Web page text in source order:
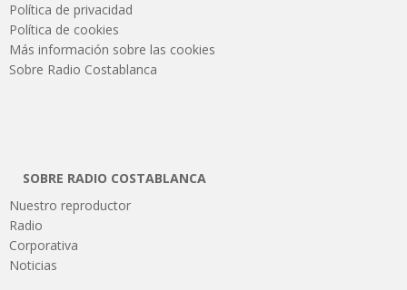
Política de privacidad
Política de cookies
Más información sobre las cookies
Sobre Radio Costablanca
SOBRE RADIO COSTABLANCA
Nuestro reproductor
Radio
Corporativa
Noticias